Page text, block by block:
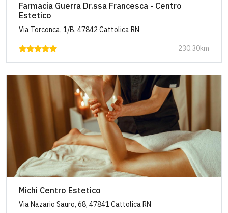
Farmacia Guerra Dr.ssa Francesca - Centro
Estetico
Via Torconca, 1/B, 47842 Cattolica RN
230.30km
Michi Centro Estetico
Via Nazario Sauro, 68, 47841 Cattolica RN